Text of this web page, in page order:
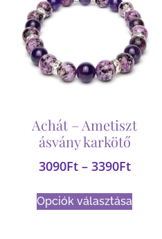
Achát – Ametiszt
ásvány karkötő
3090Ft – 3390Ft
Opciók választása